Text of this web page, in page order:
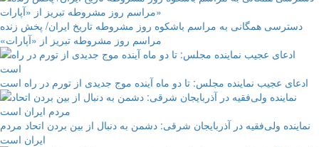
دسترسی همگانی به مراسم باشکوه روز مشروطه تاریخ ایران/ پخش زنده
مراسم روز مشروطه تبریز از «آپارات»
ادعای عجیب نماینده مجلس: تا دو ماه آینده موج جدیدی از تورم در راه است
نماینده ولی‌فقیه در آذربایجان شرقی: دشمن به دنبال از بین بردن اتحاد مردم
ایران است